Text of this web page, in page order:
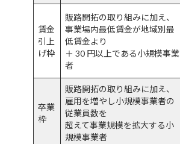
賃金
引上
げ枠
販路開拓の取り組みに加え、
事業場内最低賃金が地域別最
低賃金より
＋ 30 円以上である小規模事業
者
卒業
枠
販路開拓の取り組みに加え、
雇用を増やし小規模事業者の
従業員数を
超えて事業規模を拡大する小
規模事業者